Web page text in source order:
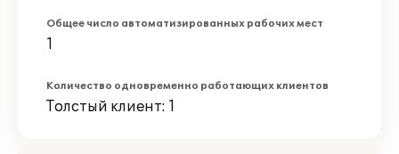
Общее число автоматизированных рабочих мест
1
Количество одновременно работающих клиентов
Толстый клиент: 1